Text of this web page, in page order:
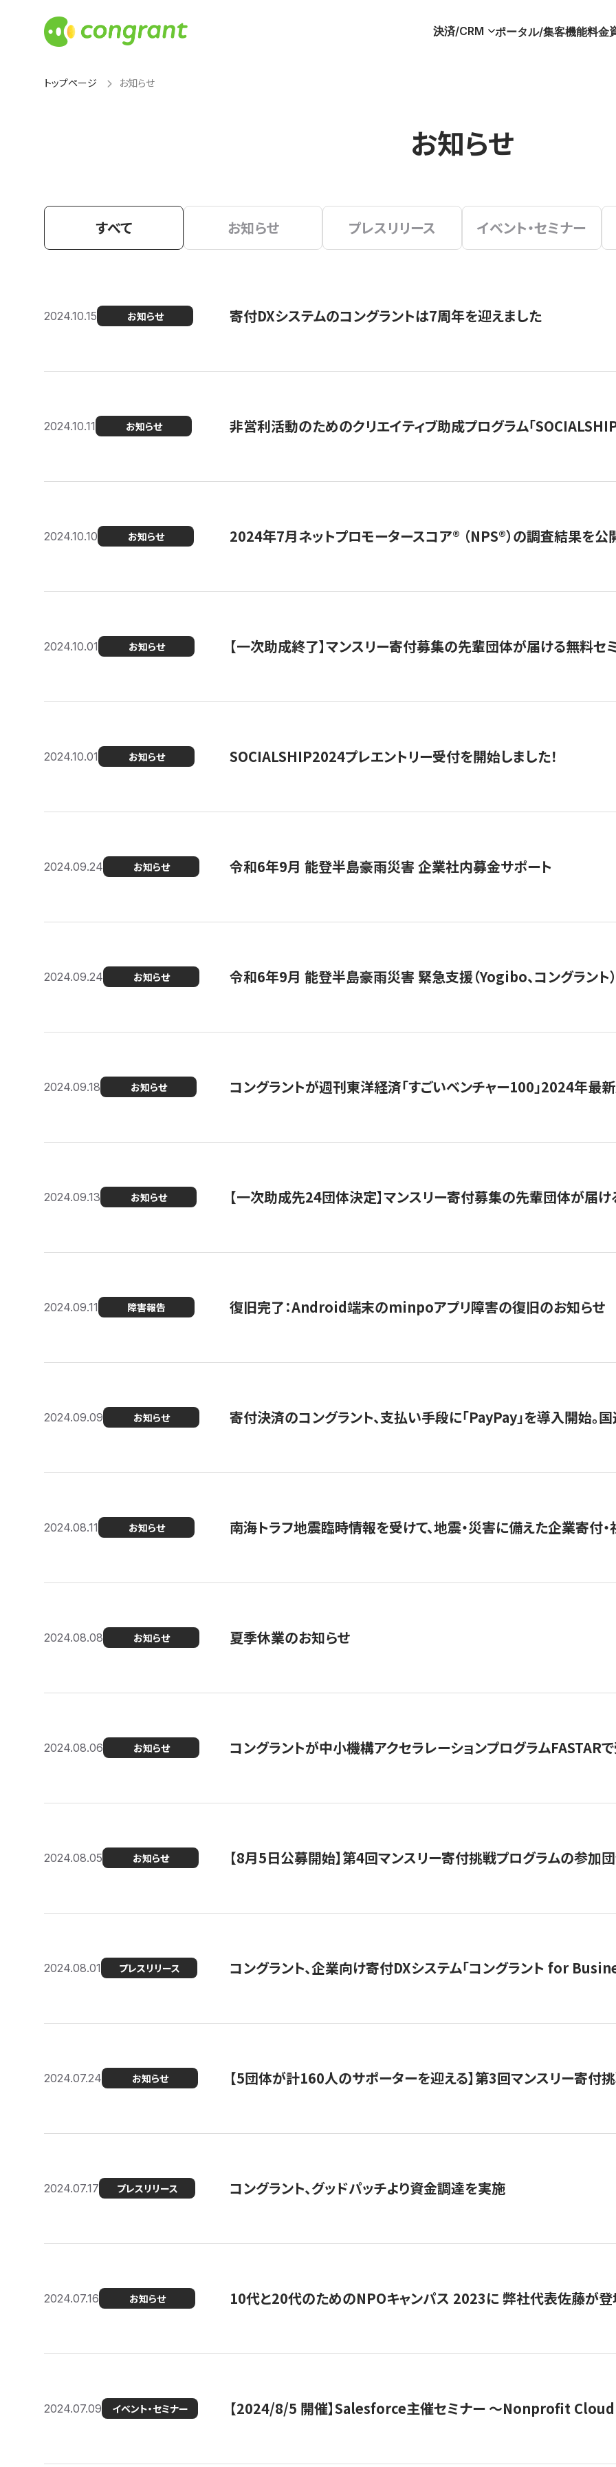
決済/CRM ポータル/集客機能料金
トップページ お知らせ
お知らせ
すべて お知らせ プレスリリース イベント・セミナー
2024.10.15 お知らせ 寄付DXシステムのコングラントは7周年を迎えました
2024.10.11 お知らせ 非営利活動のためのクリエイティブ助成プログラム「
2024.10.10 お知らせ 2024年7月ネットプロモータースコア®︎ （NPS®︎）の調査結果を公
2024.10.01 お知らせ 【一次助成終了】マンスリー寄付募集の先輩団体が届ける無料セ
2024.10.01 お知らせ SOCIALSHIP2024プレエントリー受付を開始しました！
2024.09.24 お知らせ 令和6年9月 能登半島豪雨災害 企業社内募金サポート
2024.09.24 お知らせ 令和6年9月 能登半島豪雨災害 緊急支援（Yogibo、コングラント）
2024.09.18 お知らせ コングラントが週刊東洋経済「すごいベンチャー100」2024年最
2024.09.13 お知らせ 【一次助成先24団体決定】マンスリー寄付募集の先輩団体が届
2024.09.11 障害報告 復旧完了：Android端末のminpoアプリ障害の復旧のお知らせ
2024.09.09 お知らせ 寄付決済のコングラント、支払い手段に「PayPay」を導入開始。
2024.08.11 お知らせ 南海トラフ地震臨時情報を受けて、地震・災害に備えた企業寄付
2024.08.08 お知らせ 夏季休業のお知らせ
2024.08.06 お知らせ コングラントが中小機構アクセラレーションプログラムFASTAR
2024.08.05 お知らせ 【8月5日公募開始】第4回マンスリー寄付挑戦プログラムの参加
2024.08.01 プレスリリース コングラント、企業向け寄付DXシステム「コングラント for
2024.07.24 お知らせ 【5団体が計160人のサポーターを迎える】​​第3回マンスリー寄付
2024.07.17 プレスリリース コングラント、グッドパッチより資金調達を実施
2024.07.16 お知らせ 10代と20代のためのNPOキャンパス 2023に 弊社代表佐藤が
2024.07.09 イベント・セミナー 【2024/8/5 開催】Salesforce主催セミナー 〜Nonprofit